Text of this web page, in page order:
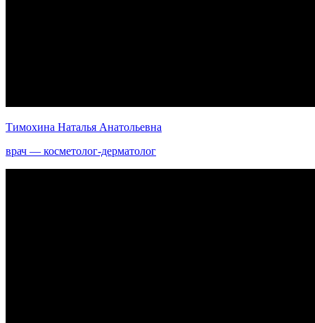
Тимохина Наталья Анатольевна
врач — косметолог-дерматолог